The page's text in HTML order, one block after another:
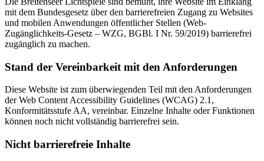
mit dem Bundesgesetz über den barrierefreien Zugang zu Websites
und mobilen Anwendungen öffentlicher Stellen (Web-
Zugänglichkeits-Gesetz – WZG, BGBl. I Nr. 59/2019) barrierefrei
zugänglich zu machen.
Stand der Vereinbarkeit mit den Anforderungen
Diese Website ist zum überwiegenden Teil mit den Anforderungen
der Web Content Accessibility Guidelines (WCAG) 2.1,
Konformitätsstufe AA, vereinbar. Einzelne Inhalte oder Funktionen
können noch nicht vollständig barrierefrei sein.
Nicht barrierefreie Inhalte